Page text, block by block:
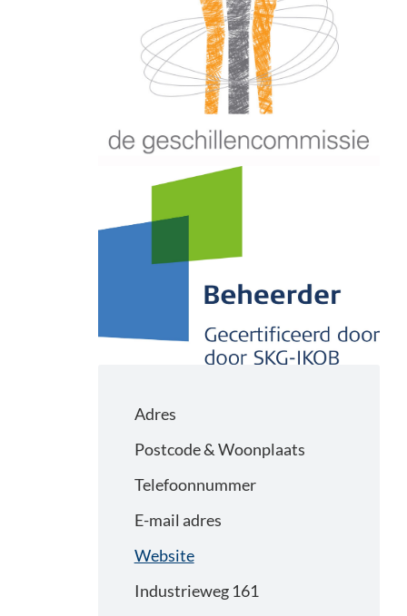
Adres
Postcode & Woonplaats
Telefoonnummer
E-mail adres
Website
Industrieweg 161